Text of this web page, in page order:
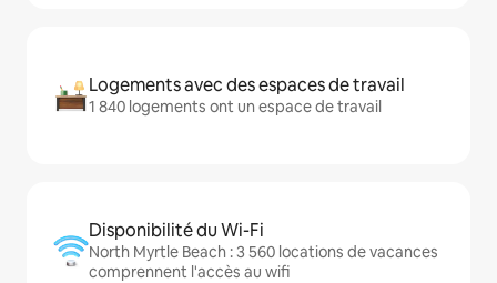
Logements avec des espaces de travail
1 840 logements ont un espace de travail
Disponibilité du Wi-Fi
North Myrtle Beach : 3 560 locations de vacances
comprennent l'accès au wifi